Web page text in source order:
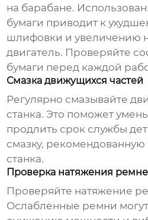
на барабане.
бумаги приводит к
шлифовки и увеличению
двигатель. Проверяйте
бумаги перед каждой
Смазка движущихся частей
Регулярно смазывайте
станка. Это поможет
продлить срок службы
смазку,
станка.
Проверка натяжения
Проверяйте натяжение
Ослабленные ремни